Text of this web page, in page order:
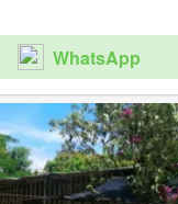
WhatsApp